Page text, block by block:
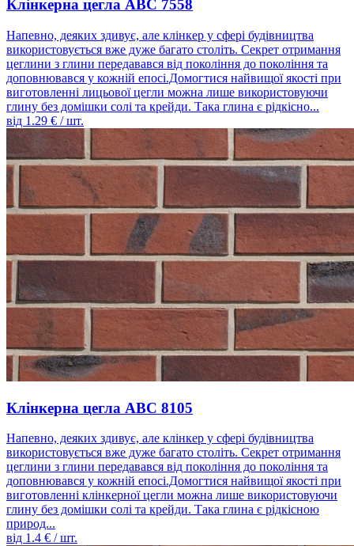
Клінкерна цегла ABC 7558
Напевно, деяких здивує, але клінкер у сфері будівництва
використовується вже дуже багато століть. Секрет отримання
цеглини з глини передавався від покоління до покоління та
доповнювався у кожній епосі.Домогтися найвищої якості при
виготовленні лицьової цегли можна лише використовуючи
глину без домішки солі та крейди. Така глина є рідкісно...
від 1.29 € / шт.
Клінкерна цегла ABC 8105
Напевно, деяких здивує, але клінкер у сфері будівництва
використовується вже дуже багато століть. Секрет отримання
цеглини з глини передавався від покоління до покоління та
доповнювався у кожній епосі.Домогтися найвищої якості при
виготовленні клінкерної цегли можна лише використовуючи
глину без домішки солі та крейди. Така глина є рідкісною
природ...
від 1.4 € / шт.